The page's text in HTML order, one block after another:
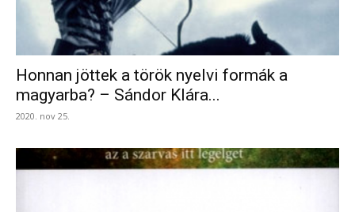
Honnan jöttek a török nyelvi formák a
magyarba? – Sándor Klára...
2020. nov 25.